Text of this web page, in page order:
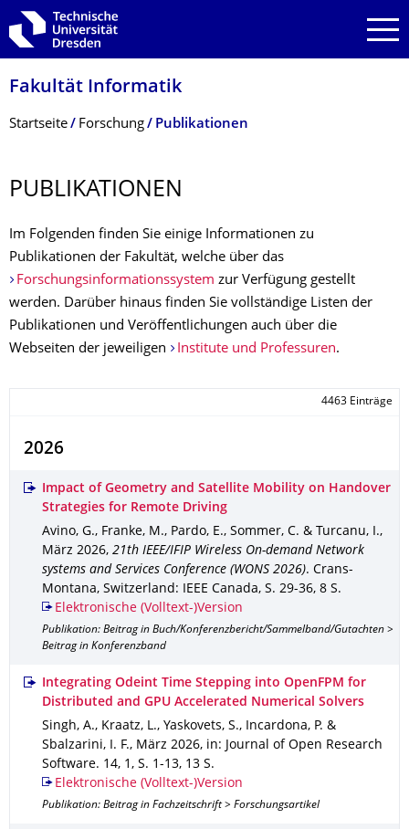
Zur Hauptnavigation springen
Zur Suche springen
Zum Inhalt springen
Fakultät Informatik
Breadcrumb-Menü
Startseite Forschung Publikationen
PUBLIKATIONEN
Im Folgenden finden Sie einige Informationen zu
Publikationen der Fakultät, welche über das
Forschungsinformationssystem zur Verfügung gestellt
werden. Darüber hinaus finden Sie vollständige Listen der
Publikationen und Veröffentlichungen auch über die
Webseiten der jeweiligen
Institute und Professuren.
4463 Einträge
2026
Impact of Geometry and Satellite Mobility on Handover
Strategies for Remote Driving
Avino, G., Franke, M., Pardo, E., Sommer, C. & Turcanu, I.,
März 2026, 21th IEEE/IFIP Wireless On-demand Network
systems and Services Conference (WONS 2026). Crans-
Montana, Switzerland : IEEE Canada, S. 29-36, 8 S.
Elektronische (Volltext-)Version
Publikation: Beitrag in Buch/Konferenzbericht/Sammelband/Gutachten >
Beitrag in Konferenzband
Integrating Odeint Time Stepping into OpenFPM for
Distributed and GPU Accelerated Numerical Solvers
Singh, A., Kraatz, L., Yaskovets, S., Incardona, P. &
Sbalzarini, I. F., März 2026, in: Journal of Open Research
Software. 14, 1 , S. 1-13, 13 S.
Elektronische (Volltext-)Version
Publikation: Beitrag in Fachzeitschrift > Forschungsartikel